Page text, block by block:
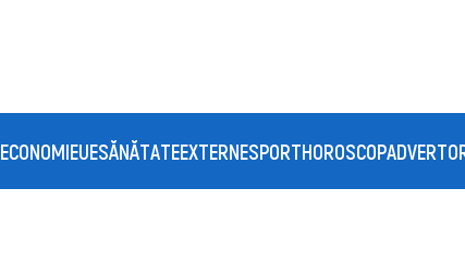
ECONOMIEUESĂNĂTATEEXTERNESPORTHOROSCOP